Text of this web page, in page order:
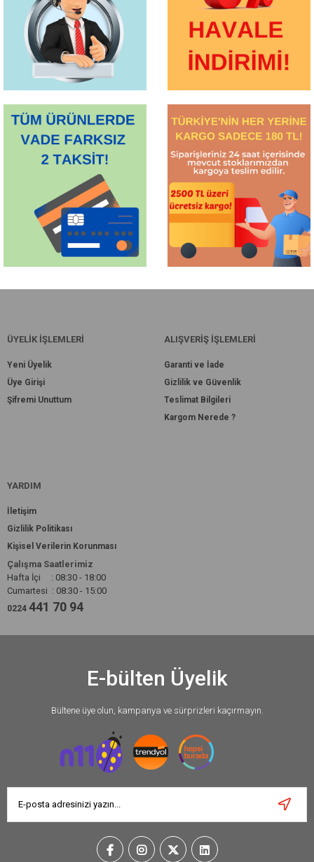
ÜYELİK İŞLEMLERİ
Yeni Üyelik
Üye Girişi
Şifremi Unuttum
ALIŞVERİŞ İŞLEMLERİ
Garanti ve İade
Gizlilik ve Güvenlik
Teslimat Bilgileri
Kargom Nerede ?
YARDIM
İletişim
Gizlilik Politikası
Kişisel Verilerin Korunması
Çalışma Saatlerimiz
Hafta İçi : 08:30 - 18:00
Cumartesi : 08:30 - 15:00
0224 441 70 94
E-bülten Üyelik
Bültene üye olun, kampanya ve sürprizleri kaçırmayın.